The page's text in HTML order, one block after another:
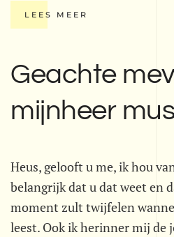
LEES MEER
Geachte
mijnheer
Heus, gelooft u me, ik hou
belangrijk dat u dat weet en
moment zult twijfelen
leest. Ook ik herinner mij de